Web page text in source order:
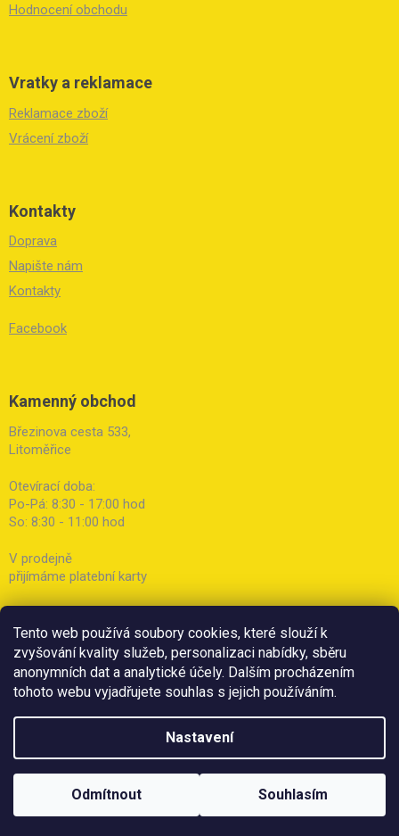
Tento web používá soubory cookies, které slouží k
zvyšování kvality služeb, personalizaci nabídky, sběru
anonymních dat a analytické účely. Dalším procházením
tohoto webu vyjadřujete souhlas s jejich používáním.
Nastavení
Odmítnout Souhlasím
Hodnocení obchodu
Vratky a reklamace
Reklamace zboží
Vrácení zboží
Kontakty
Doprava
Napište nám
Kontakty
Facebook
Kamenný obchod
Březinova cesta 533,
Litoměřice
Otevírací doba:
Po-Pá: 8:30 - 17:00 hod
So: 8:30 - 11:00 hod
V prodejně
přijímáme platební karty
Copyright 2026Botička. Všechna práva vyhrazena.